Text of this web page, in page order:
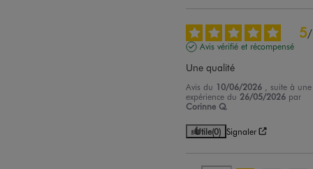
5/
Avis vérifié et récompensé
Une qualité
Avis du 10/06/2026
, suite à une
expérience du 26/05/2026 par
Corinne Q.
Utile(0) Signaler